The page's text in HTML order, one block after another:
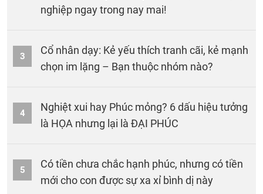
nghiệp ngay trong nay mai!
3
Cổ nhân dạy: Kẻ yếu thích tranh cãi, kẻ mạnh
chọn im lặng – Bạn thuộc nhóm nào?
4
Nghiệt xui hay Phúc mỏng? 6 dấu hiệu tưởng
là HỌA nhưng lại là ĐẠI PHÚC
5
Có tiền chưa chắc hạnh phúc, nhưng có tiền
mới cho con được sự xa xỉ bình dị này